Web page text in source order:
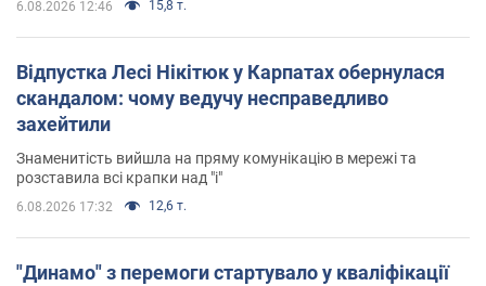
6.08.2026 12:46 15,8 т.
Відпустка Лесі Нікітюк у Карпатах обернулася
скандалом: чому ведучу несправедливо
захейтили
Знаменитість вийшла на пряму комунікацію в мережі та
розставила всі крапки над "і"
6.08.2026 17:32 12,6 т.
"Динамо" з перемоги стартувало у кваліфікації